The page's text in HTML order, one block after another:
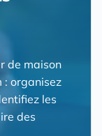
de maison
: organisez
les
des